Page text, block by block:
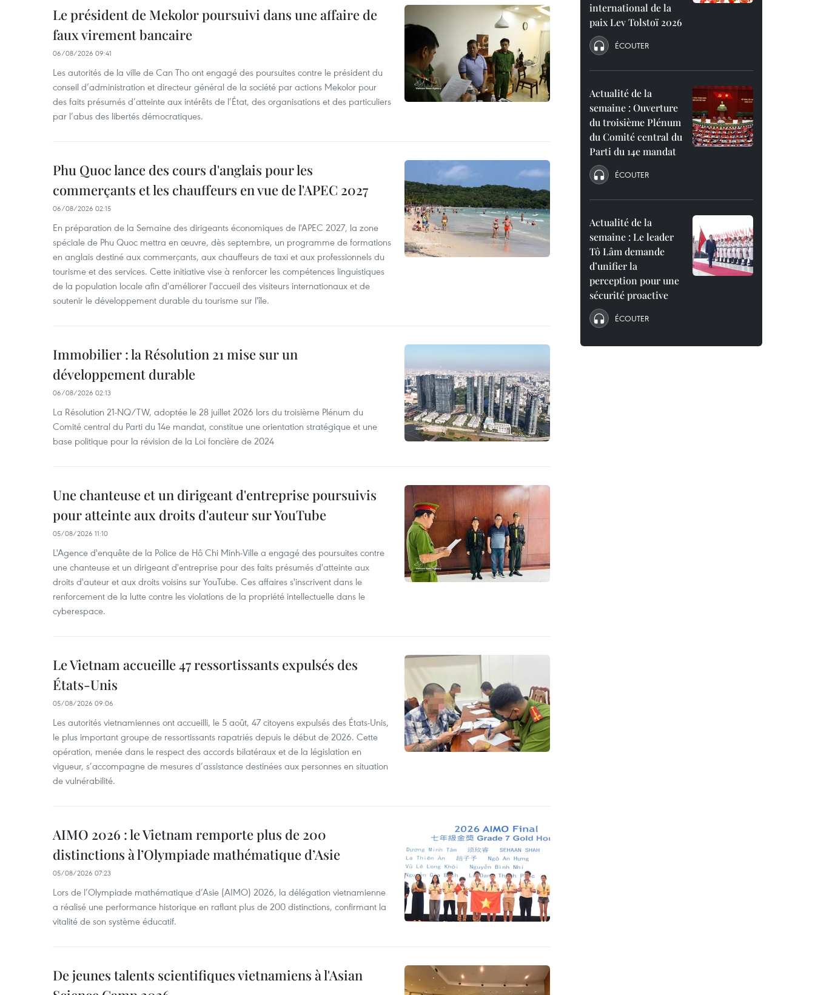
Le président de Mekolor poursuivi dans une affaire de
faux virement bancaire
06/08/2026 09:41
Les autorités de la ville de Can Tho ont engagé des poursuites contre le président du
conseil d’administration et directeur général de la société par actions Mekolor pour
des faits présumés d’atteinte aux intérêts de l’État, des organisations et des particuliers
par l’abus des libertés démocratiques.
Phu Quoc lance des cours d'anglais pour les
commerçants et les chauffeurs en vue de l'APEC 2027
06/08/2026 02:15
En préparation de la Semaine des dirigeants économiques de l'APEC 2027, la zone
spéciale de Phu Quoc mettra en œuvre, dès septembre, un programme de formations
en anglais destiné aux commerçants, aux chauffeurs de taxi et aux professionnels du
tourisme et des services. Cette initiative vise à renforcer les compétences linguistiques
de la population locale afin d'améliorer l'accueil des visiteurs internationaux et de
soutenir le développement durable du tourisme sur l'île.
Immobilier : la Résolution 21 mise sur un
développement durable
06/08/2026 02:13
La Résolution 21-NQ/TW, adoptée le 28 juillet 2026 lors du troisième Plénum du
Comité central du Parti du 14e mandat, constitue une orientation stratégique et une
base politique pour la révision de la Loi foncière de 2024
Une chanteuse et un dirigeant d'entreprise poursuivis
pour atteinte aux droits d'auteur sur YouTube
05/08/2026 11:10
L'Agence d'enquête de la Police de Hô Chi Minh-Ville a engagé des poursuites contre
une chanteuse et un dirigeant d'entreprise pour des faits présumés d'atteinte aux
droits d'auteur et aux droits voisins sur YouTube. Ces affaires s'inscrivent dans le
renforcement de la lutte contre les violations de la propriété intellectuelle dans le
cyberespace.
Le Vietnam accueille 47 ressortissants expulsés des
États-Unis
05/08/2026 09:06
Les autorités vietnamiennes ont accueilli, le 5 août, 47 citoyens expulsés des États-Unis,
le plus important groupe de ressortissants rapatriés depuis le début de 2026. Cette
opération, menée dans le respect des accords bilatéraux et de la législation en
vigueur, s’accompagne de mesures d’assistance destinées aux personnes en situation
de vulnérabilité.
AIMO 2026 : le Vietnam remporte plus de 200
distinctions à l’Olympiade mathématique d’Asie
05/08/2026 07:23
Lors de l’Olympiade mathématique d’Asie (AIMO) 2026, la délégation vietnamienne
a réalisé une performance historique en raflant plus de 200 distinctions, confirmant la
vitalité de son système éducatif.
De jeunes talents scientifiques vietnamiens à l'Asian
international de la
paix Lev Tolstoï 2026
ÉCOUTER
Actualité de la
semaine : Ouverture
du troisième Plénum
du Comité central du
Parti du 14e mandat
ÉCOUTER
Actualité de la
semaine : Le leader
Tô Lâm demande
d’unifier la
perception pour une
sécurité proactive
ÉCOUTER